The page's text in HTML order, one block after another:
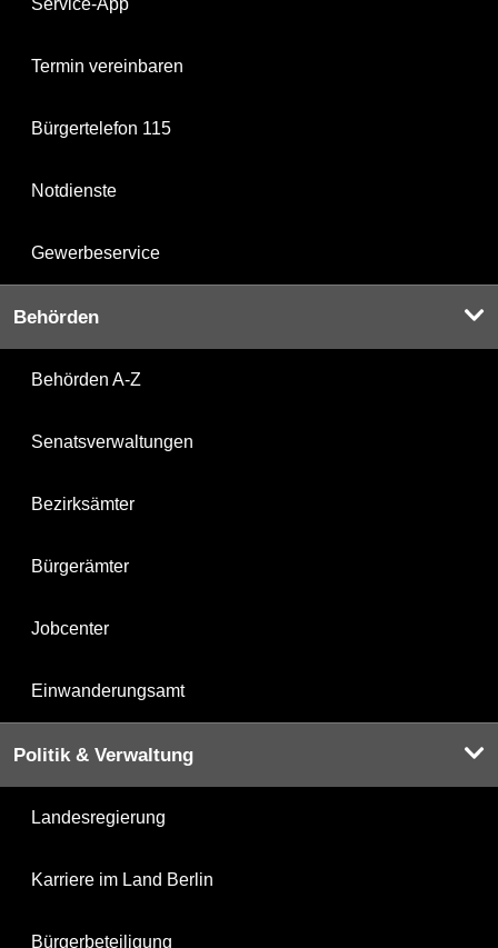
Service-App
Termin vereinbaren
Bürgertelefon 115
Notdienste
Gewerbeservice
Behörden
Behörden A-Z
Senatsverwaltungen
Bezirksämter
Bürgerämter
Jobcenter
Einwanderungsamt
Politik & Verwaltung
Landesregierung
Karriere im Land Berlin
Bürgerbeteiligung